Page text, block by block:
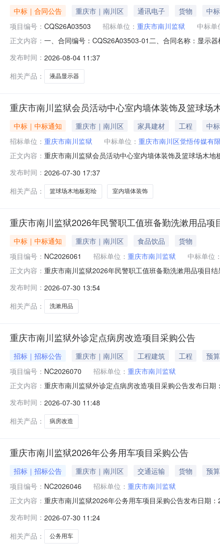
中标｜合同公告 重庆市｜南川区 通讯电子 货物
中
项目编号： CQS26A03503 招标单位： 重庆市南川监狱
中标单
正文内容： 一、合同编号：CQS26A03503-01二、合同名称：显示
六、合同主要信息主要标的名称：AOC规格型号（或服
发布时间： 2026-08-04 11:37
相关产品：
液晶显示器
重庆市南川监狱会员活动中心室内墙体装饰及篮球场
中标｜中标通知 重庆市｜南川区 家具建材 工程
中
招标单位： 重庆市南川监狱 中标单位： 重庆市南川区觉悟传媒有
正文内容： 重庆市南川监狱会员活动中心室内墙体装饰及篮球场木
金额代理服务收费标准：/代理服务费总计：3000.00元
公共资源交易中心
发布时间： 2026-07-30 17:37
相关产品：
篮球场木地板彩绘 室内墙体装饰
重庆市南川监狱2026年民警职工值班备勤洗漱用品项
中标｜中标通知 重庆市｜南川区 食品饮品
货物
项目编号： NC2026061 招标单位： 重庆市南川监狱
中标单位
正文内容： 重庆市南川监狱2026年民警职工值班备勤洗漱用品项目
川监狱采购经办人：丁建波采购人电话：71620205采购
完整，并对
发布时间： 2026-07-30 13:54
相关产品：
洗漱用品
重庆市南川监狱外诊定点病房改造项目采购公告
招标｜招标公告 重庆市｜南川区 工程建筑 工程
预
项目编号： NC2026070 招标单位： 重庆市南川监狱
正文内容： 重庆市南川监狱外诊定点病房改造项目采购公告发布日
誉和健全的财务会计制度；3、具有履行合同所必需的设
政法规规定的其他
发布时间： 2026-07-30 11:48
相关产品：
病房改造
重庆市南川监狱2026年公务用车项目采购公告
招标｜招标公告 重庆市｜南川区 交通运输 货物
预
项目编号： NC2026046 招标单位： 重庆市南川监狱
正文内容： 重庆市南川监狱2026年公务用车项目采购公告发布日期
誉和健全的财务会计制度；3、具有履行合同所必需的设
政法规规定的
发布时间： 2026-07-30 11:24
相关产品：
公务用车